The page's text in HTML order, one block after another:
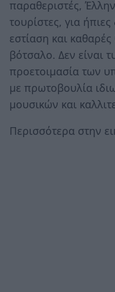
παραθεριστές,
τουρίστες, για
εστίαση και
βότσαλο. Δεν είναι
προετοιμασία των
με πρωτοβουλία
μουσικών και
Περισσότερα στην